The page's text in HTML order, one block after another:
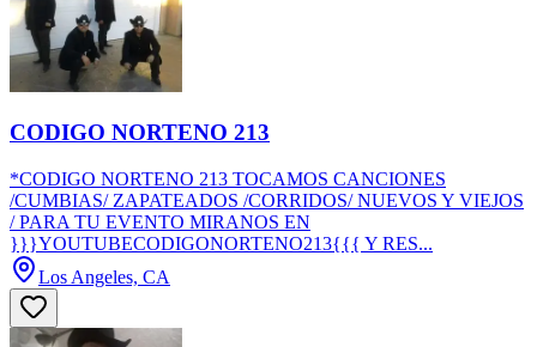
CODIGO NORTENO 213
*CODIGO NORTENO 213 TOCAMOS CANCIONES
/CUMBIAS/ ZAPATEADOS /CORRIDOS/ NUEVOS Y VIEJOS
/ PARA TU EVENTO MIRANOS EN
}}}YOUTUBECODIGONORTENO213{{{ Y RES...
Los Angeles, CA